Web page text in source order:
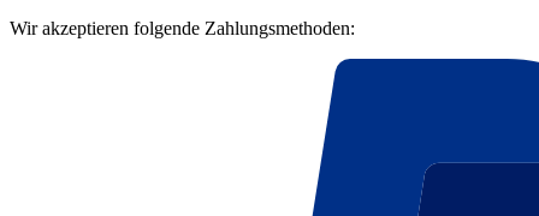
Wir akzeptieren folgende Zahlungsmethoden: